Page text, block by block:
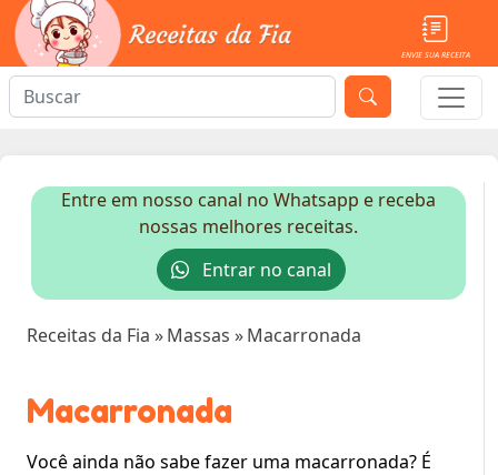
ENVIE SUA RECEITA
Entre em nosso canal no Whatsapp e receba
nossas melhores receitas.
Entrar no canal
Receitas da Fia »Massas »Macarronada
Macarronada
Você ainda não sabe fazer uma macarronada? É